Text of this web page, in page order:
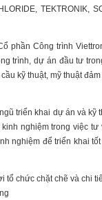
TEKTRONIK,
phần Công trình
trình, dự án đầu tư
kỹ thuật, mỹ thuật
triển khai dự án và kỹ
nghiệm trong việc tư
nghiệm để triển khai
tổ chức chặt chẽ và chi